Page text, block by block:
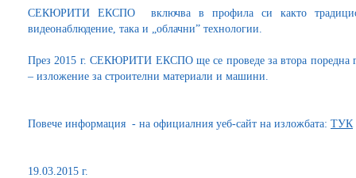
СЕКЮРИТИ ЕКСПО включва в профила си както
видеонаблюдение, така и „облачни” технологии.
През 2015 г. СЕКЮРИТИ ЕКСПО ще се проведе за втора поредна
– изложение за строителни материали и машини.
Повече информация - на официалния уеб-сайт на изложбата: ТУК
19.03.2015 г.